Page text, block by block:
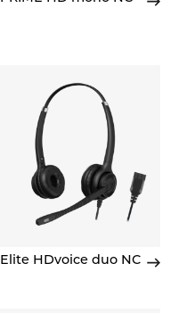
Elite HDvoice duo NC